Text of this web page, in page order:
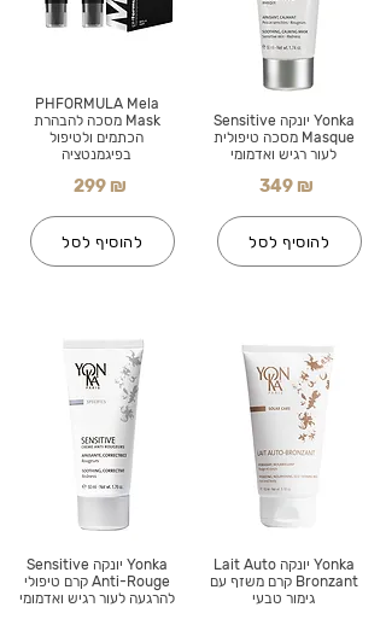
PHFORMULA Mela
Mask מסכה להבהרת
הכתמים ולטיפול
בפיגמנטציה
299 ₪
להוסיף לסל
Yonka יונקה Sensitive
Anti-Rouge קרם טיפולי
להרגעה לעור רגיש ואדמומי
Yonka יונקה Sensitive
Masque מסכה טיפולית
לעור רגיש ואדמומי
349 ₪
להוסיף לסל
Yonka יונקה Lait Auto
Bronzant קרם משזף עם
גימור טבעי